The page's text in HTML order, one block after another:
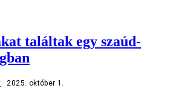
találtak egy szaúd-
2025. október 1.